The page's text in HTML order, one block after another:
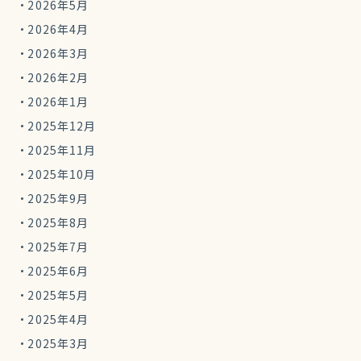
2026年5月
2026年4月
2026年3月
2026年2月
2026年1月
2025年12月
2025年11月
2025年10月
2025年9月
2025年8月
2025年7月
2025年6月
2025年5月
2025年4月
2025年3月